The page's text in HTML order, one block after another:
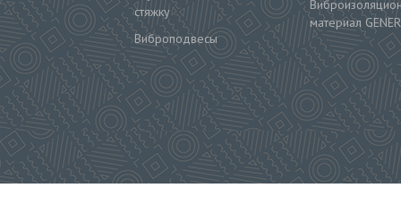
стяжку
Виброподвесы
материал